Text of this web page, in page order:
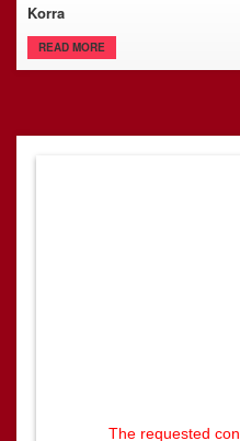
Korra
READ MORE
The requested